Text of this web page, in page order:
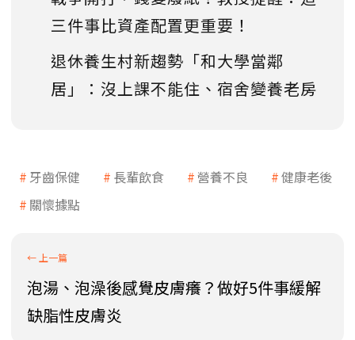
三件事比資產配置更重要！
退休養生村新趨勢「和大學當鄰
居」：沒上課不能住、宿舍變養老房
牙齒保健 長輩飲食 營養不良
健康老後
關懷據點
泡湯、泡澡後感覺皮膚癢？做好5件事緩解
缺脂性皮膚炎